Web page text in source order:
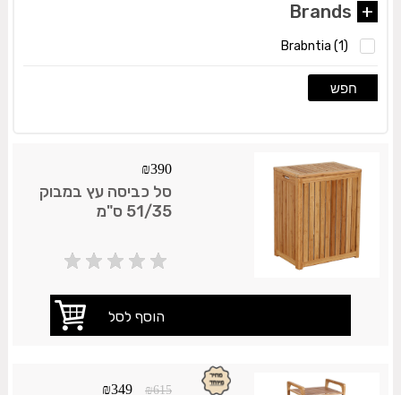
Brands +
Brabntia (1)
חפש
₪390
סל כביסה עץ במבוק
51/35 ס"מ
₪615
₪349